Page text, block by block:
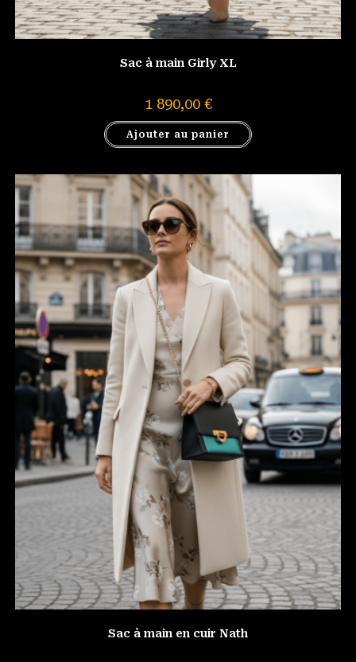
Sac à main Girly XL
1 890,00 €
Ajouter au panier
Sac à main en cuir Nath